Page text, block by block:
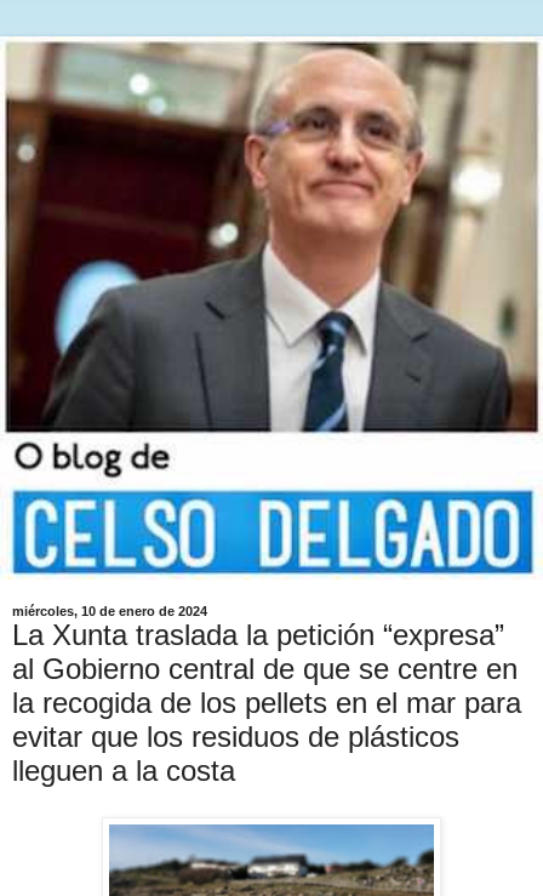
miércoles, 10 de enero de 2024
La Xunta traslada la petición “expresa”
al Gobierno central de que se centre en
la recogida de los pellets en el mar para
evitar que los residuos de plásticos
lleguen a la costa